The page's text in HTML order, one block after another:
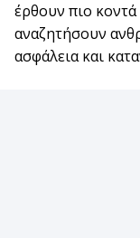
έρθουν πιο κοντά
αναζητήσουν
ασφάλεια και